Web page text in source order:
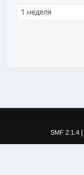
SMF 2.1.4